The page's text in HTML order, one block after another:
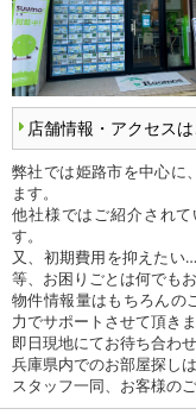
店舗情報・アクセス
弊社では姫路市を中心に
ます。
他社様ではご紹介され
す。
又、初期費用を抑えた
等、お困りごとは何でも
物件情報量はもちろんの
力でサポートさせて頂きま
即日現地にてお待ち合わ
兵庫県内でのお部屋探し
スタッフ一同、お客様の